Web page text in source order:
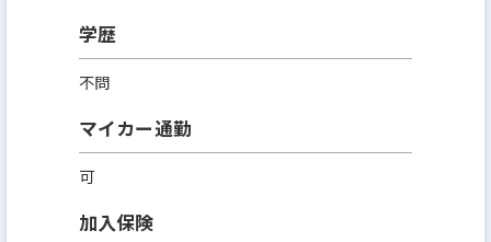
学歴
不問
マイカー通勤
可
加入保険